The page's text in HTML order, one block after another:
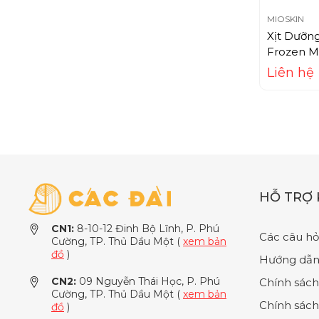
Burberry
BVLGARI
Byphasse
Cabotine
Calliderm
Calvin Klein
MIOSKIN
Xịt
Frozen
Liên hệ
CN1: 8-10-12 Đinh Bộ Lĩnh, P. Phú
Cường, TP. Thủ Dầu Một ( xem bản
đồ )
CN2: 09 Nguyễn Thái Học, P. Phú
Cường, TP. Thủ Dầu Một ( xem bản
đồ )
HỖ TRỢ
Các câu
Hướng
Chính
Chính